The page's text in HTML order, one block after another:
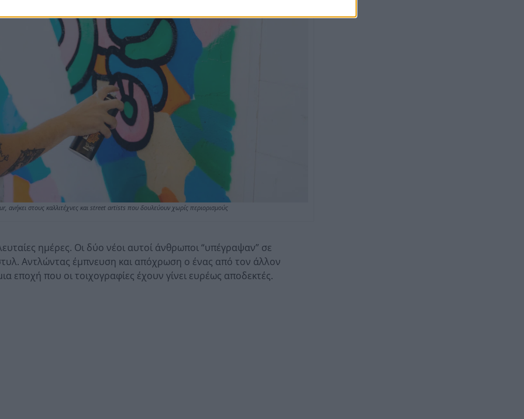
στους καλλιτέχνες και street artists που δουλεύουν χωρίς περιορισμούς
ημέρες. Οι δύο νέοι αυτοί άνθρωποι “υπέγραψαν” σε
Αντλώντας έμπνευση και απόχρωση ο ένας από τον άλλον
εποχή που οι τοιχογραφίες έχουν γίνει ευρέως αποδεκτές.